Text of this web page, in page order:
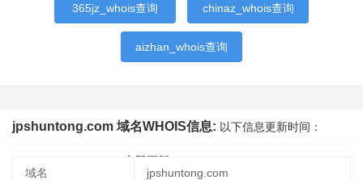
365jz_whois查询 chinaz_whois查询
aizhan_whois查询
jpshuntong.com 域名WHOIS信息: 以下信息更新时间：
立即更新
域名
jpshuntong.com